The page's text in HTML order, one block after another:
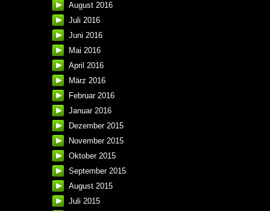
August 2016
Juli 2016
Juni 2016
Mai 2016
April 2016
März 2016
Februar 2016
Januar 2016
Dezember 2015
November 2015
Oktober 2015
September 2015
August 2015
Juli 2015